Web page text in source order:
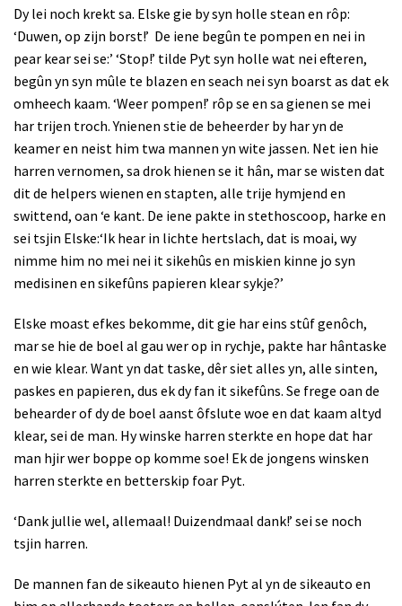
Dy lei noch krekt sa. Elske gie by syn holle stean en rôp:
‘Duwen, op zijn borst!’ De iene begûn te pompen en nei in
pear kear sei se:’ ‘Stop!’ tilde Pyt syn holle wat nei efteren,
begûn yn syn mûle te blazen en seach nei syn boarst as dat ek
omheech kaam. ‘Weer pompen!’ rôp se en sa gienen se mei
har trijen troch. Ynienen stie de beheerder by har yn de
keamer en neist him twa mannen yn wite jassen. Net ien hie
harren vernomen, sa drok hienen se it hân, mar se wisten dat
dit de helpers wienen en stapten, alle trije hymjend en
swittend, oan ‘e kant. De iene pakte in stethoscoop, harke en
sei tsjin Elske:‘Ik hear in lichte hertslach, dat is moai, wy
nimme him no mei nei it sikehûs en miskien kinne jo syn
medisinen en sikefûns papieren klear sykje?’
Elske moast efkes bekomme, dit gie har eins stûf genôch,
mar se hie de boel al gau wer op in rychje, pakte har hântaske
en wie klear. Want yn dat taske, dêr siet alles yn, alle sinten,
paskes en papieren, dus ek dy fan it sikefûns. Se frege oan de
behearder of dy de boel aanst ôfslute woe en dat kaam altyd
klear, sei de man. Hy winske harren sterkte en hope dat har
man hjir wer boppe op komme soe! Ek de jongens winsken
harren sterkte en betterskip foar Pyt.
‘Dank jullie wel, allemaal! Duizendmaal dank!’ sei se noch
tsjin harren.
De mannen fan de sikeauto hienen Pyt al yn de sikeauto en